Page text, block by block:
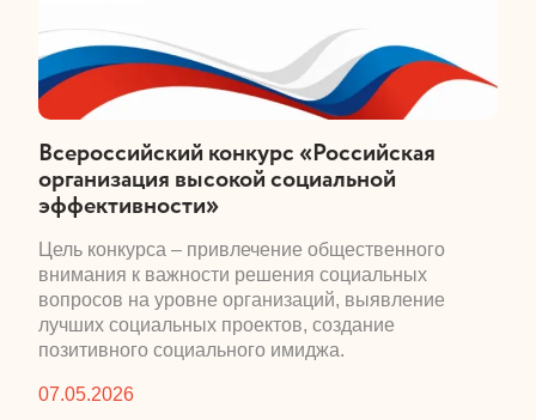
​Всероссийский конкурс «Российская
организация высокой социальной
эффективности»
​Цель конкурса – привлечение общественного
внимания к важности решения социальных
вопросов на уровне организаций, выявление
лучших социальных проектов, создание
позитивного социального имиджа.
07.05.2026